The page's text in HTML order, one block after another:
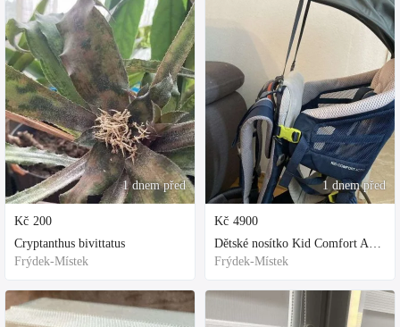
1 dnem před
Kč 200
Cryptanthus bivittatus
Frýdek-Místek
1 dnem před
Kč 4900
Dětské nosítko Kid Comfort Active
Frýdek-Místek